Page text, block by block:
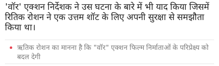
'वॉर' एक्शन निर्देशक ने उस घटना के बारे में भी याद किया जिसमें
रितिक रोशन ने एक उत्तम शॉट के लिए अपनी सुरक्षा से समझौता
किया था।
ऋतिक रोशन का मानना ​​है कि "वॉर" एक्शन फिल्म निर्माताओं के परिप्रेक्ष्य को
बदल देगी